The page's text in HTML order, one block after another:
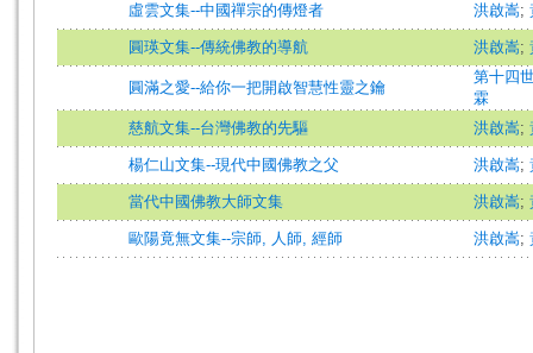
虛雲文集--中國禪宗的傳燈者 洪啟嵩;
圓瑛文集--傳統佛教的導航 洪啟嵩;
圓滿之愛--給你一把開啟智慧性靈之鑰
第十四
霖
慈航文集--台灣佛教的先驅
洪啟嵩;
楊仁山文集--現代中國佛教之父 洪啟嵩;
當代中國佛教大師文集 洪啟嵩;
歐陽竟無文集--宗師, 人師, 經師 洪啟嵩;